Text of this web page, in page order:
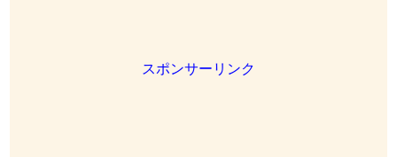
スポンサーリンク